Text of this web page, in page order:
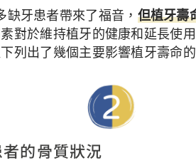
牙患者帶來了福音， 但植牙壽
素對於維持植牙的健康和延長使
列出了幾個主要影響植牙壽命的
者的骨質狀況